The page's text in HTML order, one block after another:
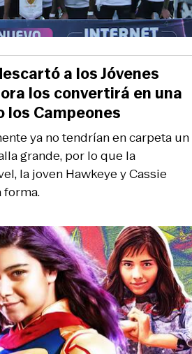
ya no tendrían en carpeta un
grande, por lo que la
la joven Hawkeye y Cassie
forma.
a los Jóvenes
los convertirá en una
los Campeones